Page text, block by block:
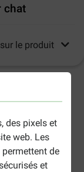
des pixels et
web. Les
de
et
chat
le produit
contraire.
des croquettes
à